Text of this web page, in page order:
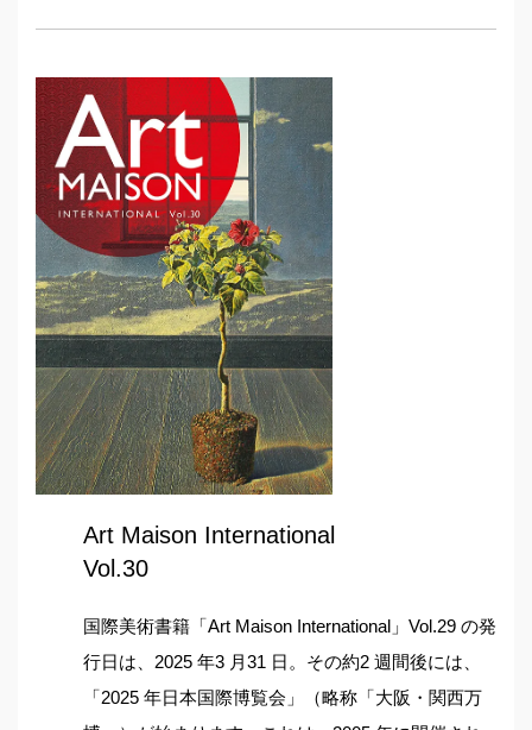
Art Maison International
Vol.30
国際美術書籍「Art Maison International」Vol.29 の発
行日は、2025 年3 月31 日。その約2 週間後には、
「2025 年日本国際博覧会」（略称「大阪・関西万